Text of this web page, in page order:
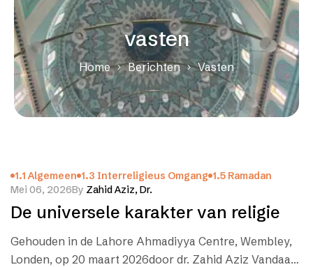
vasten
Home Berichten Vasten
1.1 Algemeen 1.3 Interreligieus Omgang 1.5 Ramadan
Mei 06, 2026By Zahid Aziz, Dr.
De universele karakter van religie
Gehouden in de Lahore Ahmadiyya Centre, Wembley,
Londen, op 20 maart 2026door dr. Zahid Aziz Vandaag